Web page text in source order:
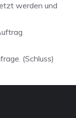
werden und
(Schluss)